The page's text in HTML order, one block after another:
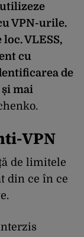
VPN-urile.
VLESS,
cu
de
mai
VPN
de limitele
din ce în ce